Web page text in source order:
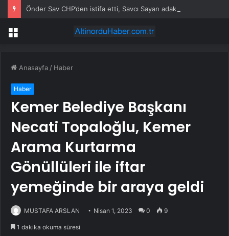
Önder Sav CHP’den istifa etti, Savcı Sayan adak kesti
Menü
Anasayfa / Haber
Haber
Kemer Belediye Başkanı
Necati Topaloğlu, Kemer
Arama Kurtarma
Gönüllüleri ile iftar
yemeğinde bir araya geldi
MUSTAFA ARSLAN Nisan 1, 2023 0 9
1 dakika okuma süresi